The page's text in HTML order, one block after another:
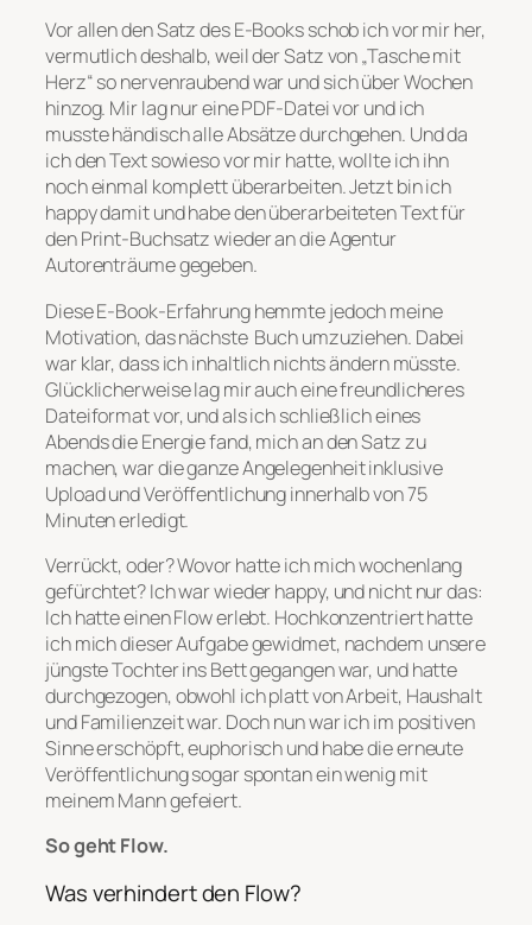
Vor allen den Satz des E-Books schob ich vor mir her,
vermutlich deshalb, weil der Satz von „Tasche mit
Herz“ so nervenraubend war und sich über Wochen
hinzog. Mir lag nur eine PDF-Datei vor und ich
musste händisch alle Absätze durchgehen. Und da
ich den Text sowieso vor mir hatte, wollte ich ihn
noch einmal komplett überarbeiten. Jetzt bin ich
happy damit und habe den überarbeiteten Text für
den Print-Buchsatz wieder an die Agentur
Autorenträume gegeben.
Diese E-Book-Erfahrung hemmte jedoch meine
Motivation, das nächste Buch umzuziehen. Dabei
war klar, dass ich inhaltlich nichts ändern müsste.
Glücklicherweise lag mir auch eine freundlicheres
Dateiformat vor, und als ich schließlich eines
Abends die Energie fand, mich an den Satz zu
machen, war die ganze Angelegenheit inklusive
Upload und Veröffentlichung innerhalb von 75
Minuten erledigt.
Verrückt, oder? Wovor hatte ich mich wochenlang
gefürchtet? Ich war wieder happy, und nicht nur das:
Ich hatte einen Flow erlebt. Hochkonzentriert hatte
ich mich dieser Aufgabe gewidmet, nachdem unsere
jüngste Tochter ins Bett gegangen war, und hatte
durchgezogen, obwohl ich platt von Arbeit, Haushalt
und Familienzeit war. Doch nun war ich im positiven
Sinne erschöpft, euphorisch und habe die erneute
Veröffentlichung sogar spontan ein wenig mit
meinem Mann gefeiert.
So geht Flow.
Was verhindert den Flow?